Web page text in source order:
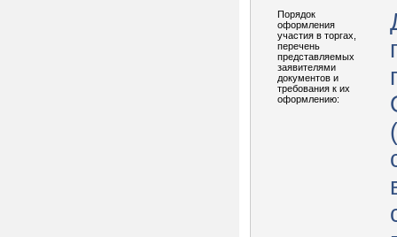
Порядок
оформления
участия в торгах,
перечень
представляемых
заявителями
документов и
требования к их
оформлению: